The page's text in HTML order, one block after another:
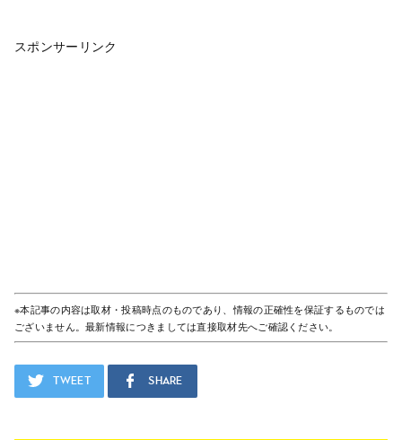
スポンサーリンク
※本記事の内容は取材・投稿時点のものであり、情報の正確性を保証するものでは
ございません。最新情報につきましては直接取材先へご確認ください。
Tweet Share